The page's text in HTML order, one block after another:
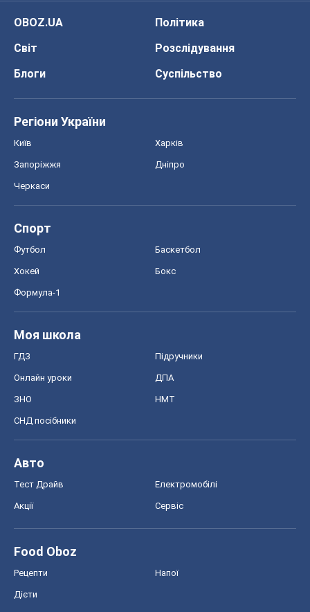
OBOZ.UA
Політика
Світ
Розслідування
Блоги
Суспільство
Регіони України
Київ Харків
Запоріжжя Дніпро
Черкаси
Спорт
Футбол Баскетбол
Хокей Бокс
Формула-1
Моя школа
ГДЗ Підручники
Онлайн уроки ДПА
ЗНО НМТ
СНД посібники
Авто
Тест Драйв Електромобілі
Акції Сервіс
Food Oboz
Рецепти Напої
Дієти